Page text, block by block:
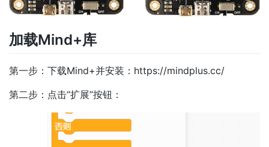
加载Mind+库
第一步：下载Mind+并安装：https://mindplus.cc/
第二步：点击“扩展”按钮：